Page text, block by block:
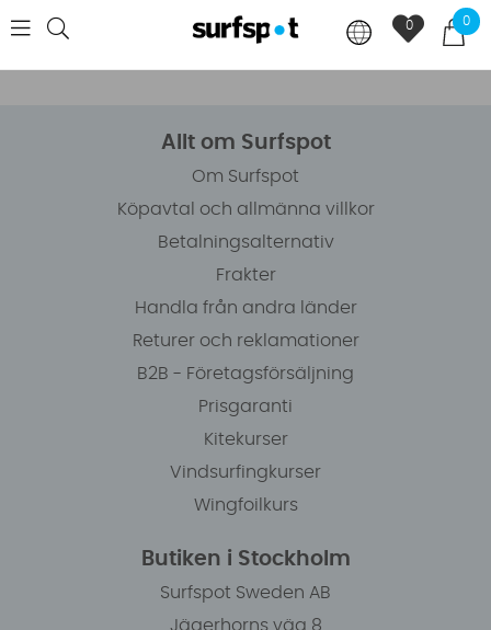
0
0
Allt om Surfspot
Om Surfspot
Köpavtal och allmänna villkor
Betalningsalternativ
Frakter
Handla från andra länder
Returer och reklamationer
B2B - Företagsförsäljning
Prisgaranti
Kitekurser
Vindsurfingkurser
Wingfoilkurs
Butiken i Stockholm
Surfspot Sweden AB
Jägerhorns väg 8